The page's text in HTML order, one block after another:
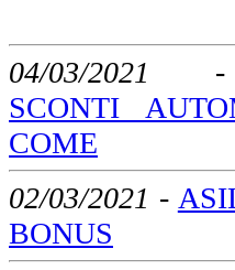
04/03/2021
SCONTI
COME
02/03/2021 -
BONUS